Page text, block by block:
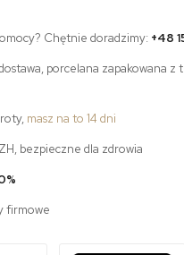
Chętnie doradzimy: +48
porcelana zapakowana z
masz na to 14 dni
bezpieczne dla zdrowia
firmowe